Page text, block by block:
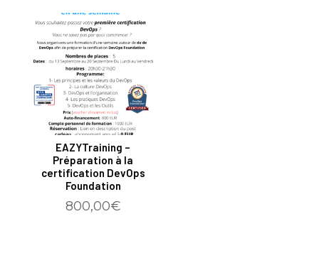
EAZYTraining –
Préparation à la
certification DevOps
Foundation
800,00€